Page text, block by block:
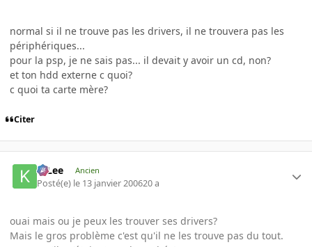
normal si il ne trouve pas les drivers, il ne trouvera pas les
périphériques...
pour la psp, je ne sais pas... il devait y avoir un cd, non?
et ton hdd externe c quoi?
c quoi ta carte mère?
Citer
K-Lee Ancien
Posté(e) le 13 janvier 200620 a
ouai mais ou je peux les trouver ses drivers?
Mais le gros problème c'est qu'il ne les trouve pas du tout.